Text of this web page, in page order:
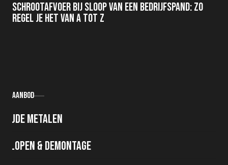
Schrootafvoer bij sloop van een bedrijfspand: zo
regel je het van A tot Z
Aanbod
Oude metalen
Slopen & demontage